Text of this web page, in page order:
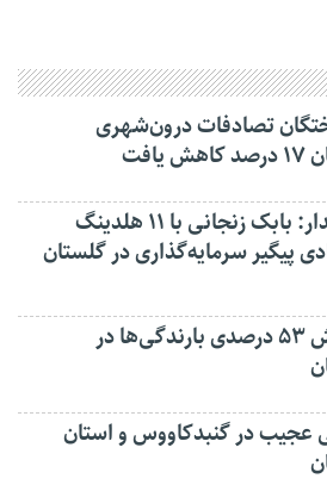
تصادفات درون‌شهری
استاندار: بابک زنجانی با ۱۱ هلدینگ
پیگیر سرمایه‌گذاری در گلستان
افزایش ۵۳ درصدی بارندگی‌ها در
عجیب در‌ گنبدکاووس و استان